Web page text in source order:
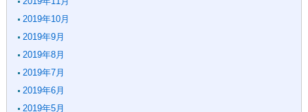
2019年10月
2019年9月
2019年8月
2019年7月
2019年6月
2019年5月